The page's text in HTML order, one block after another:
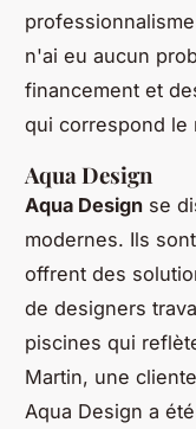
n'ai eu aucun
financement et
qui correspond le
Aqua Design
Aqua Design se
modernes. Ils
offrent des
de designers
piscines qui
Martin, une
Aqua Design a